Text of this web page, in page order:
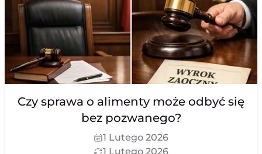
Czy sprawa o alimenty może odbyć się
bez pozwanego?
1 Lutego 2026
1 Lutego 2026